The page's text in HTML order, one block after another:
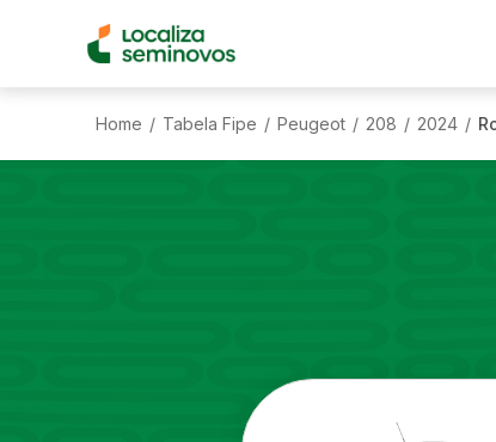
Home / Tabela Fipe / Peugeot / 208 / 2024 /